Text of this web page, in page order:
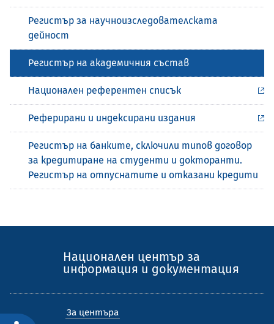
Регистър за научноизследователската
дейност
Регистър на академичния състав
Национален референтен списък
Реферирани и индексирани издания
Регистър на банките, сключили типов договор
за кредитиране на студенти и докторанти.
Регистър на отпуснатите и отказани кредити
Национален център за
информация и документация
За центъра